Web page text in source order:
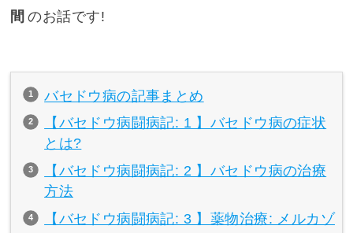
間 のお話です!
バセドウ病の記事まとめ
【バセドウ病闘病記: 1 】バセドウ病の症状
とは?
【バセドウ病闘病記: 2 】バセドウ病の治療
方法
【バセドウ病闘病記: 3 】薬物治療: メルカゾ